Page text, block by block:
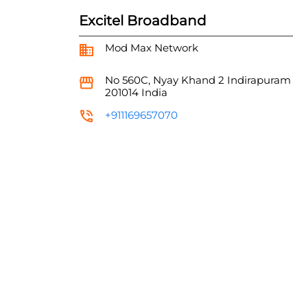
Excitel Broadband
Mod Max Network
No 560C, Nyay Khand 2 Indirapuram
201014 India
+911169657070